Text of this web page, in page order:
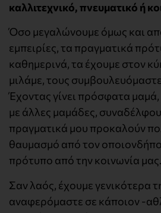
καλλιτεχνικό, πνευματικό ή
Όσο μεγαλώνουμε όμως και
εμπειρίες, τα πραγματικά
καθημερινά, τα έχουμε στον
μιλάμε, τους
Έχοντας γίνει πρόσφατα
με άλλες μαμάδες,
πραγματικά μου προκαλούν
θαυμασμό από τον
πρότυπο από την κοινωνία μας.
Σαν λαός, έχουμε γενικότερα
αναφερόμαστε σε κάποιον -